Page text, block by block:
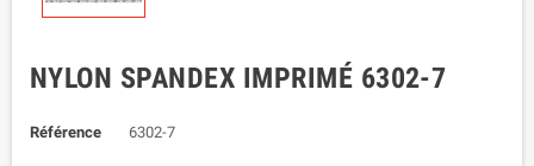
NYLON SPANDEX IMPRIMÉ 6302-7
Référence 6302-7